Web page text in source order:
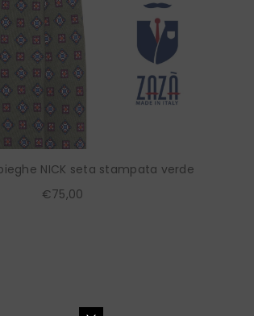
NICK seta stampata verde
€75,00